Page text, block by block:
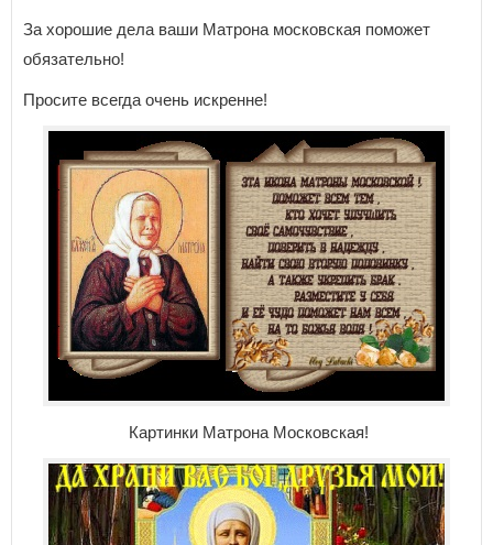
За хорошие дела ваши Матрона московская поможет
обязательно!
Просите всегда очень искренне!
Картинки Матрона Московская!